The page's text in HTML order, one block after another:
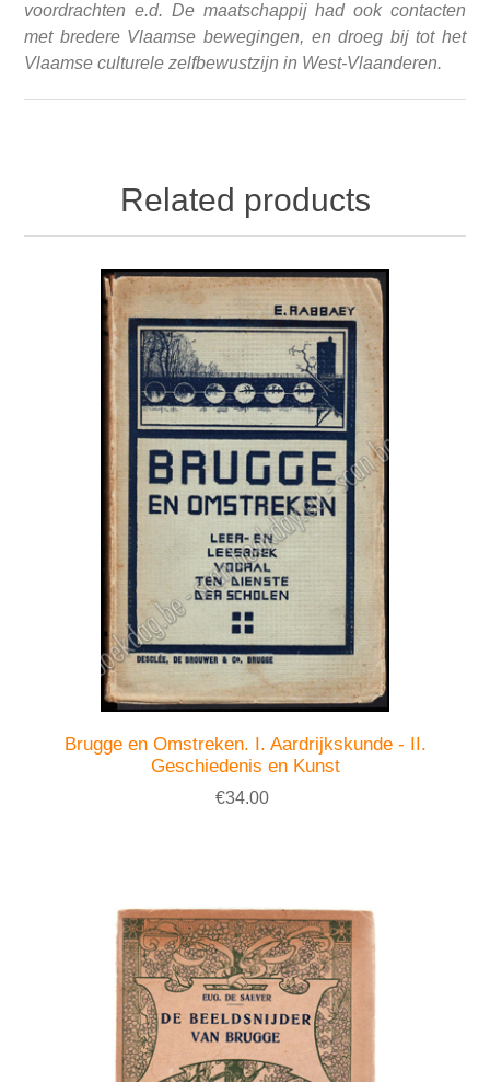
voordrachten e.d. De maatschappij had ook contacten
met bredere Vlaamse bewegingen, en droeg bij tot het
Vlaamse culturele zelfbewustzijn in West‑Vlaanderen.
Related products
Brugge en Omstreken. I. Aardrijkskunde - II.
Geschiedenis en Kunst
€34.00